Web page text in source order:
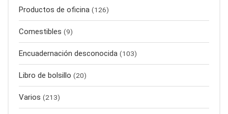
Productos de oficina (126)
Comestibles (9)
Encuadernación desconocida (103)
Libro de bolsillo (20)
Varios (213)